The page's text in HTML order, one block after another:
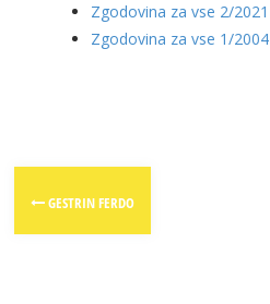
Zgodovina za vse 2/2021
Zgodovina za vse 1/2004
Post
navigation
GESTRIN FERDO